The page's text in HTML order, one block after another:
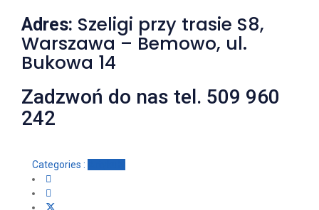
Adres: Szeligi przy trasie S8,
Warszawa – Bemowo, ul.
Bukowa 14
Zadzwoń do nas tel. 509 960
242
Categories :